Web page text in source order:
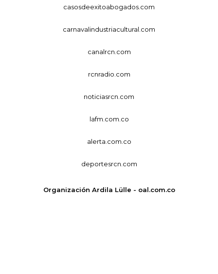
casosdeexitoabogados.com
carnavalindustriacultural.com
canalrcn.com
rcnradio.com
noticiasrcn.com
lafm.com.co
alerta.com.co
deportesrcn.com
Organización Ardila Lülle - oal.com.co